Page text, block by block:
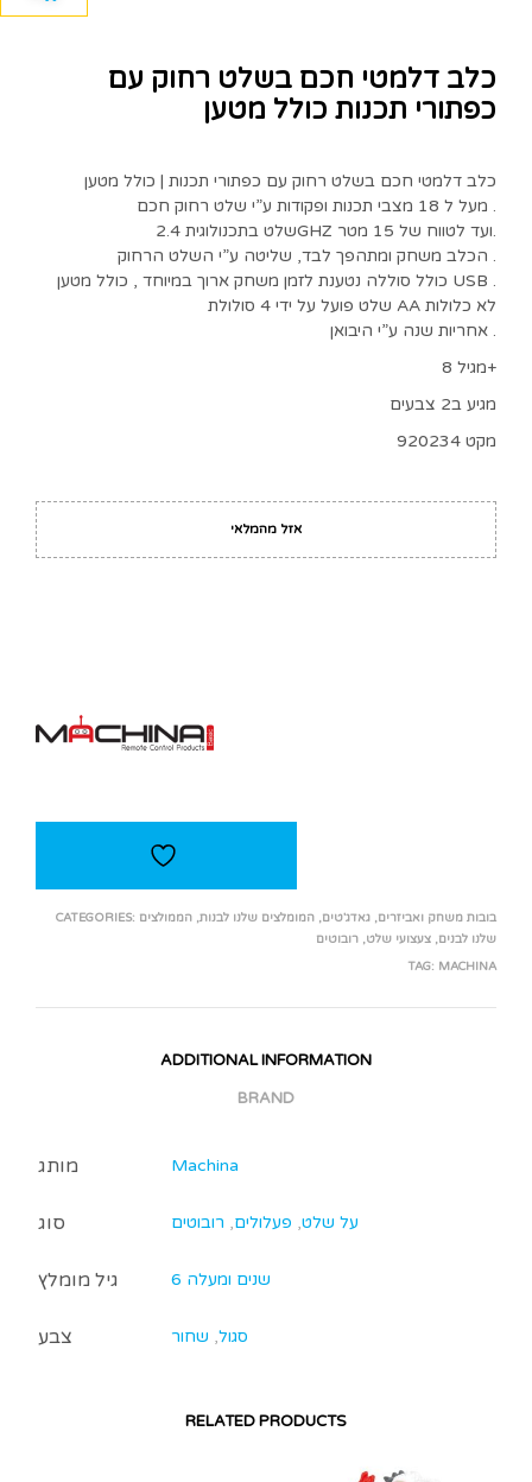
כלב דלמטי חכם בשלט רחוק עם
כפתורי תכנות כולל מטען
כלב דלמטי חכם בשלט רחוק עם כפתורי תכנות | כולל מטען
מעל ל 18 מצבי תכנות ופקודות ע”י שלט רחוק חכם .
שלט בתכנולוגית 2.4GHZ ועד לטווח של 15 מטר.
הכלב משחק ומתהפך לבד, שליטה ע”י השלט הרחוק .
כולל סוללה נטענת לזמן משחק ארוך במיוחד , כולל מטען USB .
שלט פועל על ידי 4 סולולת AA לא כלולות
אחריות שנה ע”י היבואן .
מגיל 8+
מגיע ב2 צבעים
מקט 920234
אזל מהמלאי
CATEGORIES: בובות משחק ואביזרים, גאדג'טים, המומלצים שלנו לבנות, הממולצים
שלנו לבנים, צעצועי שלט, רובוטים
TAG: MACHINA
ADDITIONAL INFORMATION
BRAND
מותג Machina
סוג על שלט, פעלולים, רובוטים
גיל מומלץ 6 שנים ומעלה
צבע סגול, שחור
RELATED PRODUCTS